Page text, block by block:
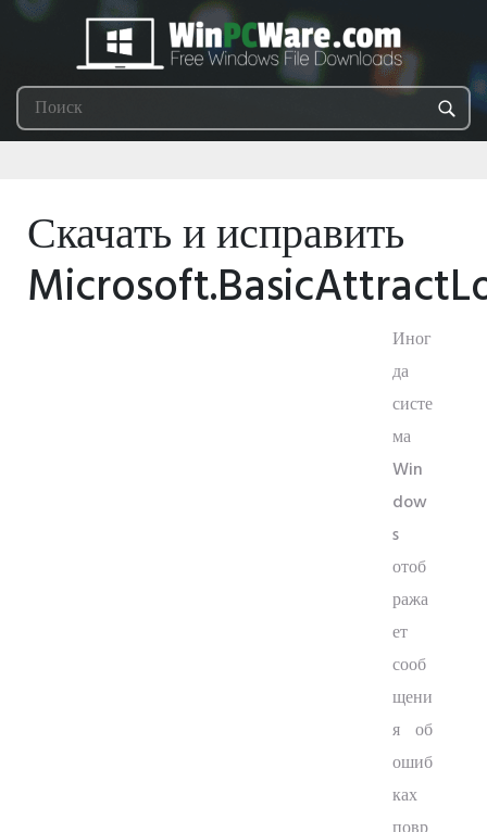
Скачать и исправить
Иног
да
систе
ма
Win
dow
s
отоб
ража
ет
сооб
щени
я об
ошиб
ках